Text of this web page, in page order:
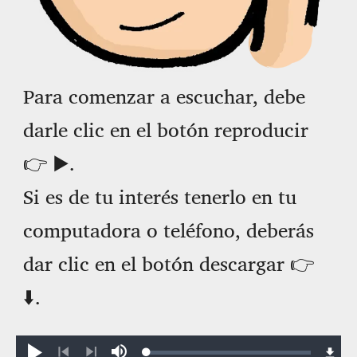
Para comenzar a escuchar, debe
darle clic en el botón reproducir
👉 ▶️.
Si es de tu interés tenerlo en tu
computadora o teléfono, deberás
dar clic en el botón descargar 👉
⬇️.